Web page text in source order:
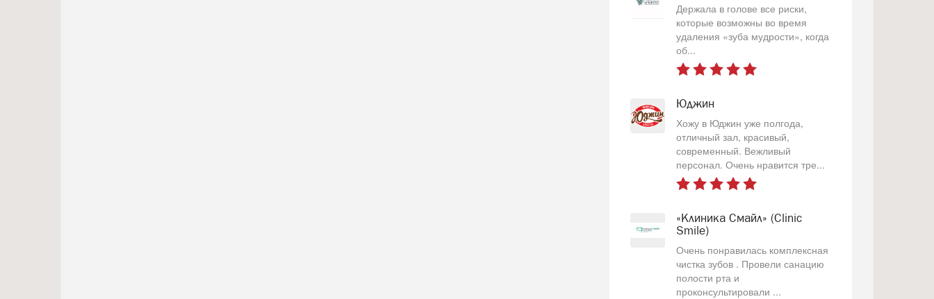
Держала в голове все риски,
которые возможны во время
удаления «зуба мудрости», когда
об...
Юджин
Хожу в Юджин уже полгода,
отличный зал, красивый,
современный. Вежливый
персонал. Очень нравится тре...
«Клиника Смайл» (Clinic
Smile)
Очень понравилась комплексная
чистка зубов . Провели санацию
полости рта и
проконсультировали ...